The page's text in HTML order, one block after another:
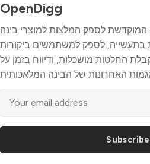
OpenDigg
המוקדשת לספק המלצות למוצרי בינה
בתעשייה, לספק למשתמשים ביקורות
החלטות מושכלות, ודיווח בזמן על
Subscribe